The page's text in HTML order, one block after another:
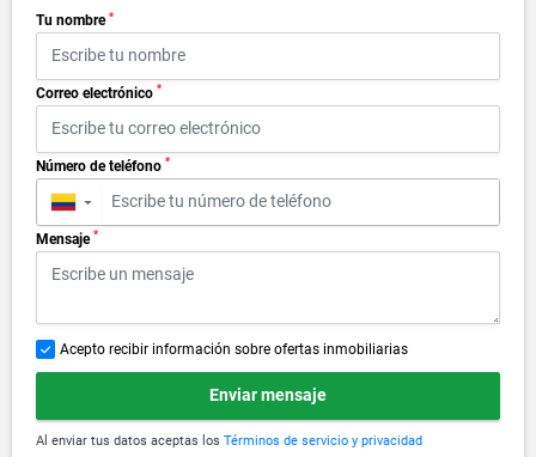
Tu nombre *
Correo electrónico *
Número de teléfono *
▼
Mensaje *
Acepto recibir información sobre ofertas inmobiliarias
Enviar mensaje
Al enviar tus datos aceptas los Términos de servicio y privacidad